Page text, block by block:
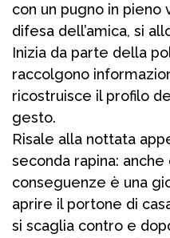
con un pugno in pieno
difesa dell’amica, si
Inizia da parte della
raccolgono
ricostruisce il profilo
gesto.
Risale alla nottata
seconda rapina:
conseguenze è una
aprire il portone di
si scaglia contro e